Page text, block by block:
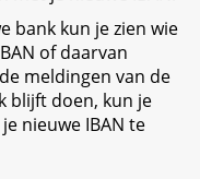
bank kun je zien wie
of daarvan
meldingen van de
blijft doen, kun je
nieuwe IBAN te